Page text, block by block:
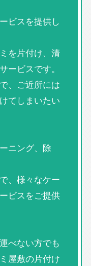
ビスを提供し
を片付け、清
ービスです。
、ご近所には
てしまいたい
ニング、除
、様々なケー
ビスをご提供
べない方でも
屋敷の片付け